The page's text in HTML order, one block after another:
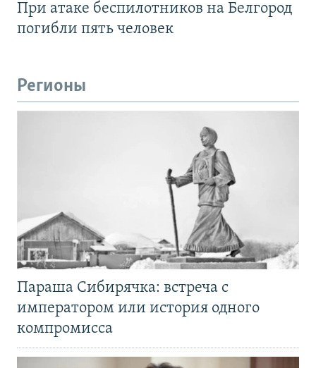
При атаке беспилотников на Белгород
погибли пять человек
Регионы
Параша Сибирячка: встреча с
императором или история одного
компромисса